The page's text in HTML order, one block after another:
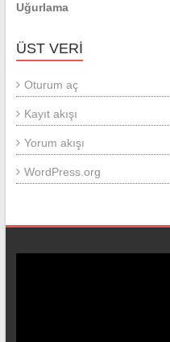
Uğurlama
ÜST VERI
Oturum aç
Kayıt akışı
Yorum akışı
WordPress.org